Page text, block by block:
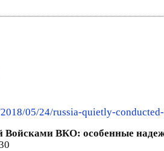
05/24/russia-quietly-
ВКО: особенные